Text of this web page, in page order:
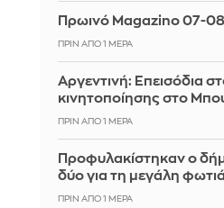
Πρωινό Magazino 07-
ΠΡΙΝ ΑΠΌ 1 ΜΈΡΑ
Αργεντινή: Επεισόδια
κινητοποίησης στο
ΠΡΙΝ ΑΠΌ 1 ΜΈΡΑ
Προφυλακίστηκαν ο
δύο για τη μεγάλη
ΠΡΙΝ ΑΠΌ 1 ΜΈΡΑ